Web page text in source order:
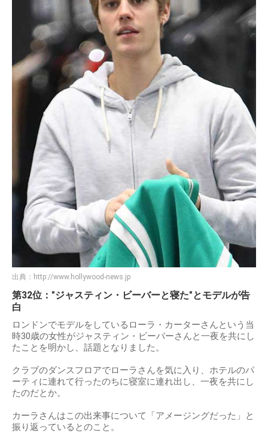
出典： http://www.hollywood-news.jp
第32位："ジャスティン・ビーバーと寝た"とモデルが告
白
ロンドンでモデルをしているローラ・カーターさんという当
時30歳の女性がジャスティン・ビーバーさんと一夜を共にし
たことを明かし、話題となりました。
クラブのダンスフロアでローラさんを気に入り、ホテルのパ
ーティに連れて行ったのちに寝室に連れ出し、一夜を共にし
たのだとか。
カーラさんはこの出来事について「アメージングだった」と
振り返っているとのこと。